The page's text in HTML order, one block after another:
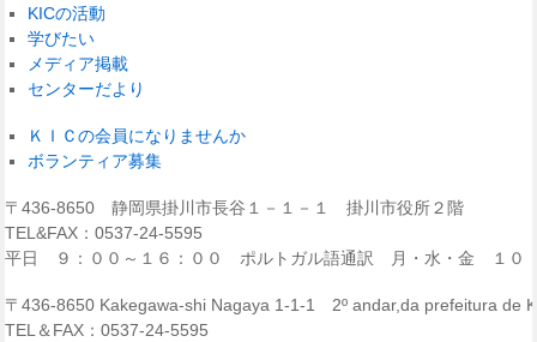
KICの活動
学びたい
メディア掲載
センターだより
ＫＩＣの会員になりませんか
ボランティア募集
〒436-8650 静岡県掛川市長谷１－１－１ 掛川市役所２階
TEL&FAX：0537-24-5595
平日 ９：００～１６：００ ポルトガル語通訳 月・水・金 １０
〒436-8650 Kakegawa-shi Nagaya 1-1-1 2º andar,da prefeitura de
TEL＆FAX：0537-24-5595